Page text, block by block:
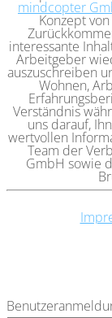
mindcopter
Konzept
interessante
Arbeitgeber
auszuschreiben
Wohnen,
Verständnis
uns darauf,
wertvollen
Team der
GmbH sowie